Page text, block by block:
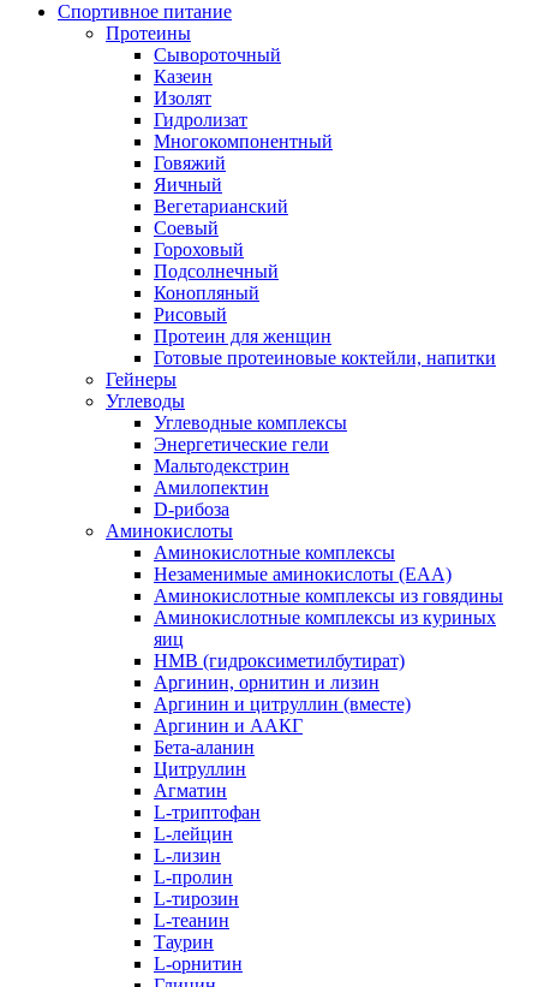
Спортивное питание
Протеины
Сывороточный
Казеин
Изолят
Гидролизат
Многокомпонентный
Говяжий
Яичный
Вегетарианский
Соевый
Гороховый
Подсолнечный
Конопляный
Рисовый
Протеин для женщин
Готовые протеиновые коктейли, напитки
Гейнеры
Углеводы
Углеводные комплексы
Энергетические гели
Мальтодекстрин
Амилопектин
D-рибоза
Аминокислоты
Аминокислотные комплексы
Незаменимые аминокислоты (EAA)
Аминокислотные комплексы из говядины
Аминокислотные комплексы из куриных
яиц
HMB (гидроксиметилбутират)
Аргинин, орнитин и лизин
Аргинин и цитруллин (вместе)
Аргинин и ААКГ
Бета-аланин
Цитруллин
Агматин
L-триптофан
L-лейцин
L-лизин
L-пролин
L-тирозин
L-теанин
Таурин
L-орнитин